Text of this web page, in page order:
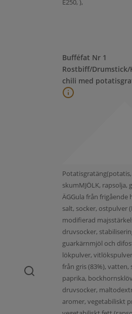
Bufféfat Nr 1
Rostbiff/
chili med
skumMJÖLK, rapsolja,
ÄGGula från frigående
salt, socker, ostpulver
modifierad
druvsocker,
guarkärnmjöl och
lökpulver,
från gris (83%), vatten,
paprika,
druvsocker,
aromer, vegetabiliskt